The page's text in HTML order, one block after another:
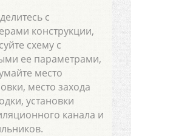
с
конструкции,
схему с
ее параметрами,
место
место захода
установки
канала и